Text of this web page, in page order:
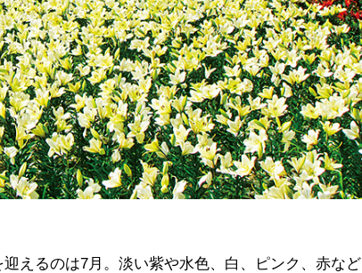
えるのは7月。淡い紫や水色、白、ピンク、赤など